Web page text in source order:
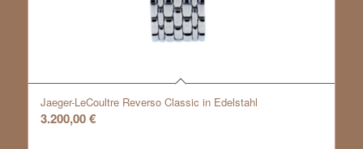
Jaeger-LeCoultre Reverso Classic in Edelstahl
3.200,00€